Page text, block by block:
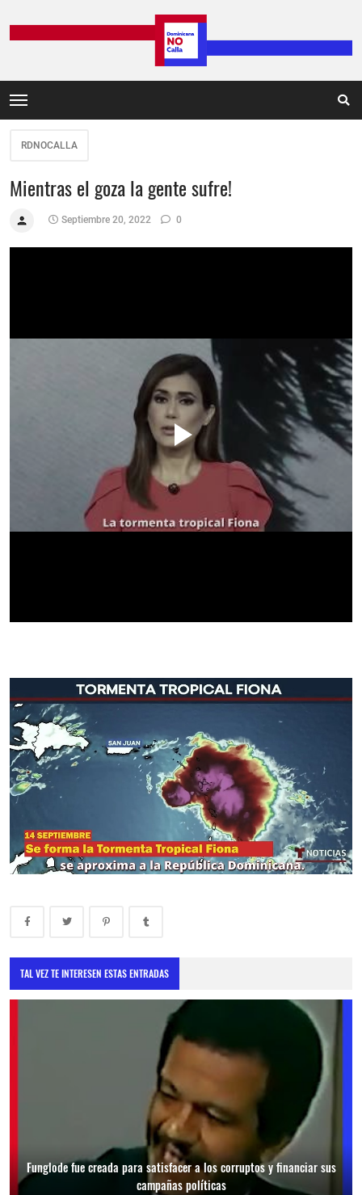
RDNOCALLA
Mientras el goza la gente sufre!
Septiembre 20, 2022 0
TAL VEZ TE INTERESEN ESTAS ENTRADAS
Funglode fue creada para satisfacer a los corruptos y financiar sus
campañas políticas